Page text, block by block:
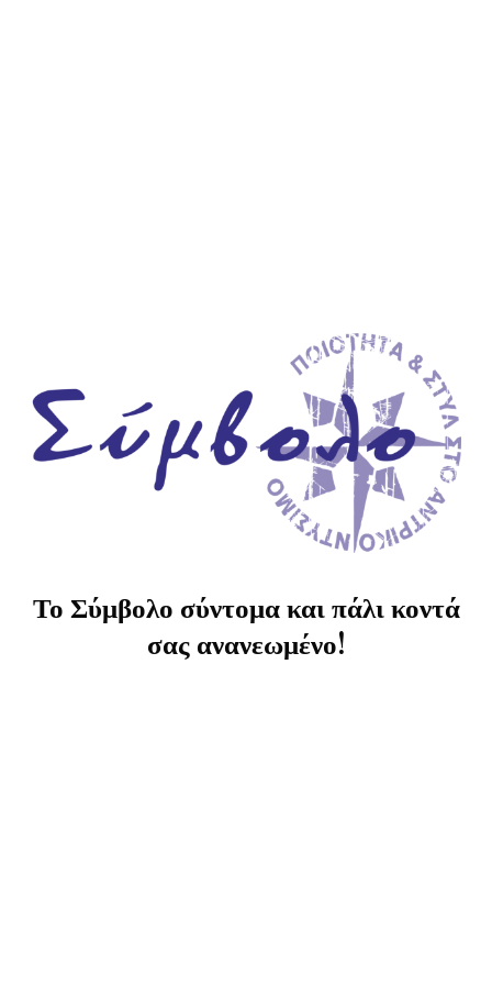
Το Σύμβολο σύντομα και πάλι κοντά
σας ανανεωμένο!